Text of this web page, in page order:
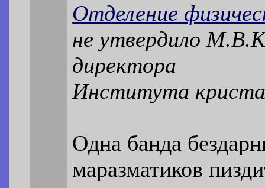
Отделение
не утвердило
директора
Института
Одна банда
маразматиков